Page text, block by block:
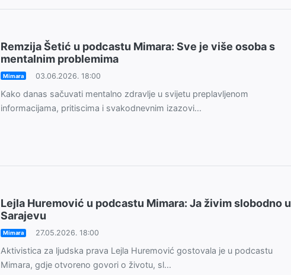
Remzija Šetić u podcastu Mimara: Sve je više osoba s
mentalnim problemima
Mimara 03.06.2026. 18:00
Kako danas sačuvati mentalno zdravlje u svijetu preplavljenom
informacijama, pritiscima i svakodnevnim izazovi...
Lejla Huremović u podcastu Mimara: Ja živim slobodno u
Sarajevu
Mimara 27.05.2026. 18:00
Aktivistica za ljudska prava Lejla Huremović gostovala je u podcastu
Mimara, gdje otvoreno govori o životu, sl...